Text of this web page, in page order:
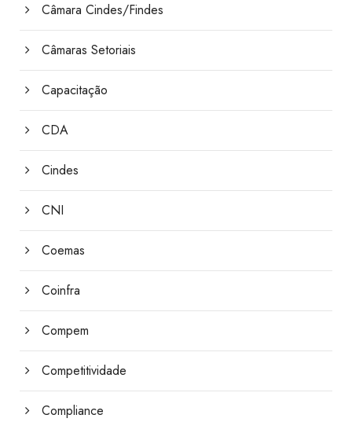
Câmara Cindes/Findes
Câmaras Setoriais
Capacitação
CDA
Cindes
CNI
Coemas
Coinfra
Compem
Competitividade
Compliance